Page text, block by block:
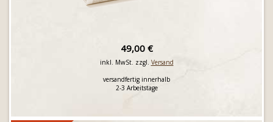
49,00 €
inkl. MwSt. zzgl. Versand
versandfertig innerhalb
2-3 Arbeitstage